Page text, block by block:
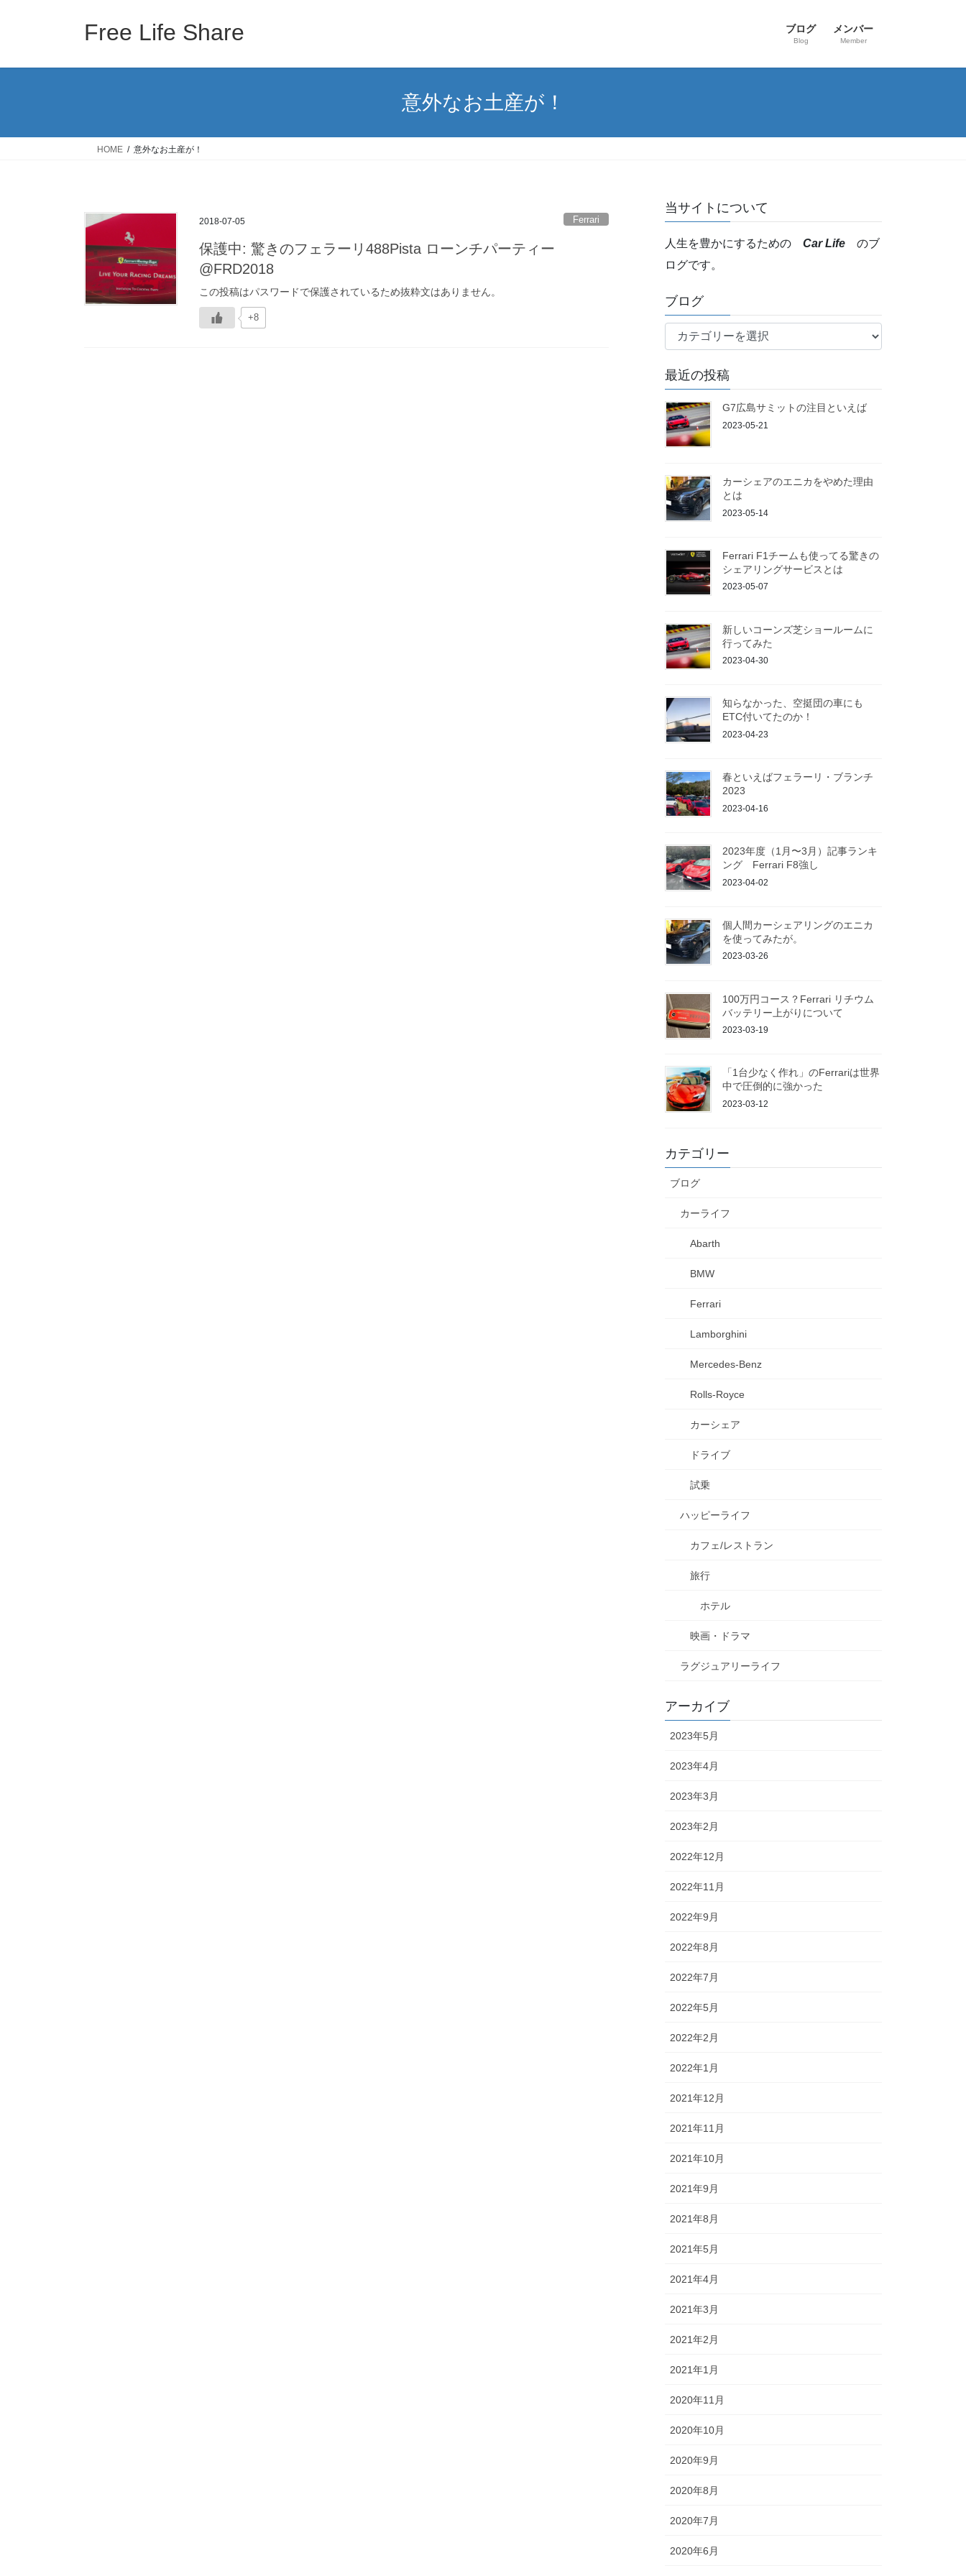
Free Life Share ブログ
Blog
メンバー
Member
意外なお土産が！
HOME 意外なお土産が！
2018-07-05 Ferrari
保護中: 驚きのフェラーリ488Pista ローンチパーティー
@FRD2018
この投稿はパスワードで保護されているため抜粋文はありません。
+8
当サイトについて
人生を豊かにするためのCar Lifeのブ
ログです。
ブログ
ロ
最近の投稿
G7広島サミットの注目といえば
2023-05-21
カーシェアのエニカをやめた理由
とは
2023-05-14
Ferrari F1チームも使ってる驚きの
シェアリングサービスとは
2023-05-07
新しいコーンズ芝ショールームに
行ってみた
2023-04-30
知らなかった、空挺団の車にも
ETC付いてたのか！
2023-04-23
春といえばフェラーリ・ブランチ
2023
2023-04-16
2023年度（1月〜3月）記事ランキ
ング Ferrari F8強し
2023-04-02
個人間カーシェアリングのエニカ
を使ってみたが。
2023-03-26
100万円コース？Ferrari リチウム
バッテリー上がりについて
2023-03-19
「1台少なく作れ」のFerrariは世界
中で圧倒的に強かった
2023-03-12
カテゴリー
ブログ
カーライフ
Abarth
BMW
Ferrari
Lamborghini
Mercedes-Benz
Rolls-Royce
カーシェア
ドライブ
試乗
ハッピーライフ
カフェ/レストラン
旅行
ホテル
映画・ドラマ
ラグジュアリーライフ
アーカイブ
2023年5月
2023年4月
2023年3月
2023年2月
2022年12月
2022年11月
2022年9月
2022年8月
2022年7月
2022年5月
2022年2月
2022年1月
2021年12月
2021年11月
2021年10月
2021年9月
2021年8月
2021年5月
2021年4月
2021年3月
2021年2月
2021年1月
2020年11月
2020年10月
2020年9月
2020年8月
2020年7月
2020年6月